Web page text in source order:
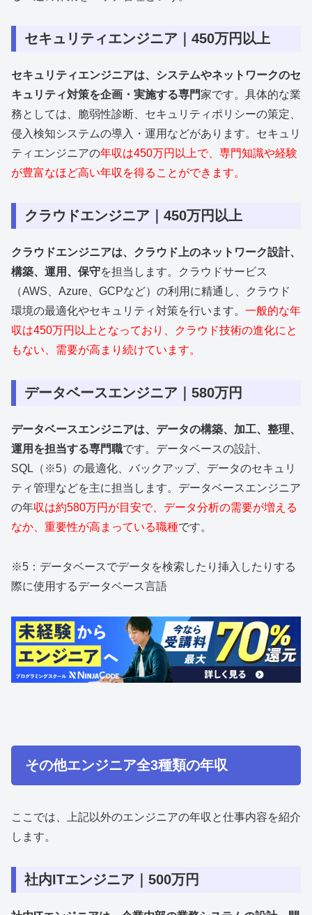
セキュリティエンジニア｜450万円以上
セキュリティエンジニアは、システムやネットワークのセ
キュリティ対策を企画・実施する専門家です。具体的な業
務としては、脆弱性診断、セキュリティポリシーの策定、
侵入検知システムの導入・運用などがあります。セキュリ
ティエンジニアの年収は450万円以上で、専門知識や経験
が豊富なほど高い年収を得ることができます。
クラウドエンジニア｜450万円以上
クラウドエンジニアは、クラウド上のネットワーク設計、
構築、運用、保守を担当します。クラウドサービス
（AWS、Azure、GCPなど）の利用に精通し、クラウド
環境の最適化やセキュリティ対策を行います。 一般的な年
収は450万円以上となっており、クラウド技術の進化にと
もない、需要が高まり続けています。
データベースエンジニア｜580万円
データベースエンジニアは、データの構築、加工、整理、
運用を担当する専門職です。データベースの設計、
SQL（※5）の最適化、バックアップ、データのセキュリ
ティ管理などを主に担当します。データベースエンジニア
の年収は約580万円が目安で、データ分析の需要が増える
なか、重要性が高まっている職種です。
※5：データベースでデータを検索したり挿入したりする
際に使用するデータベース言語
その他エンジニア全3種類の年収
ここでは、上記以外のエンジニアの年収と仕事内容を紹介
します。
社内ITエンジニア｜500万円